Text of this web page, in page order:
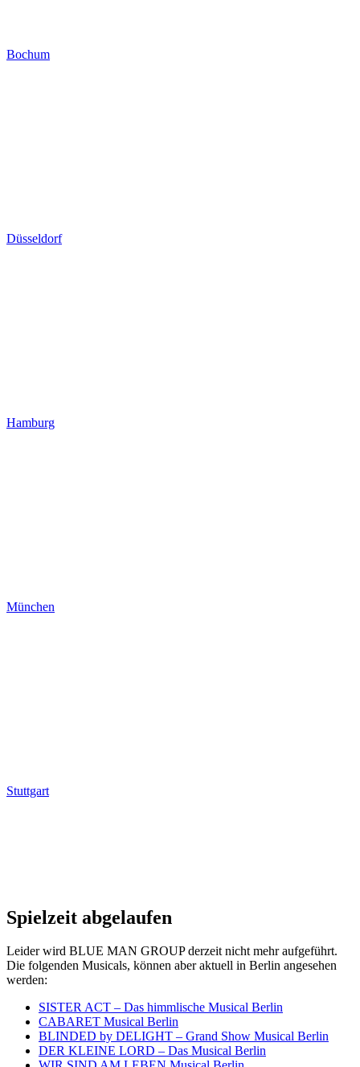
Bochum
Düsseldorf
Hamburg
München
Stuttgart
Spielzeit abgelaufen
Leider wird BLUE MAN GROUP derzeit nicht mehr aufgeführt.
Die folgenden Musicals, können aber aktuell in Berlin angesehen
werden:
SISTER ACT – Das himmlische Musical Berlin
CABARET Musical Berlin
BLINDED by DELIGHT – Grand Show Musical Berlin
DER KLEINE LORD – Das Musical Berlin